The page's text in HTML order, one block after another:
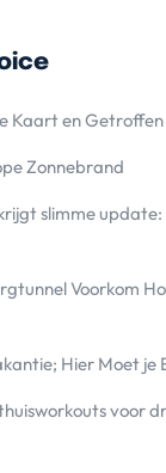
Kaart en
Zonnebrand
slimme
Voorkom
Hier Moet je
voor